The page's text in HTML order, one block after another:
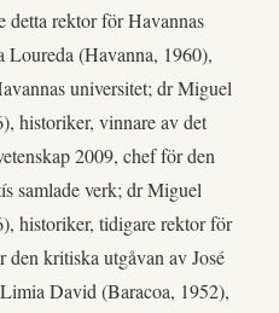
rektor för Havannas
Loureda (Havanna, 1960),
universitet; dr Miguel
historiker, vinnare av det
2009, chef för den
samlade verk; dr Miguel
historiker, tidigare rektor för
den kritiska utgåvan av José
David (Baracoa, 1952),